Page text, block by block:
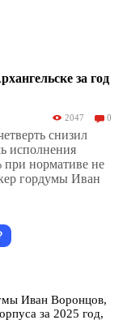
за год
2047 0
снизил
исполнения
при нормативе не
гордумы Иван
Иван Воронцов,
за 2025 год,